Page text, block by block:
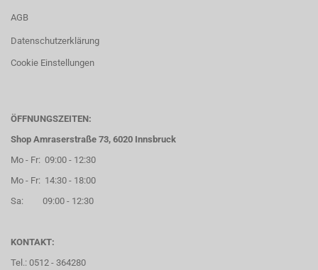
AGB
Datenschutzerklärung
Cookie Einstellungen
ÖFFNUNGSZEITEN:
Shop Amraserstraße 73, 6020 Innsbruck
Mo - Fr: 09:00 - 12:30
Mo - Fr: 14:30 - 18:00
Sa: 09:00 - 12:30
KONTAKT:
Tel.: 0512 - 364280